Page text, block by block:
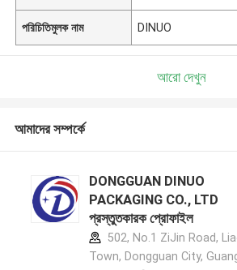
পরিচিতিমুলক নাম DINUO
আরো দেখুন
আমাদের সম্পর্কে
DONGGUAN DINUO
PACKAGING CO., LTD
প্রস্তুতকারক প্রোফাইল
502, No.1 ZiJin Road,
Town, Dongguan City,